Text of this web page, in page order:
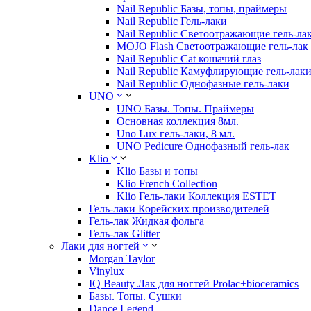
Nail Republic Базы, топы, праймеры
Nail Republic Гель-лаки
Nail Republic Светоотражающие гель-
MOJO Flash Светоотражающие гель-лак
Nail Republic Cat кошачий глаз
Nail Republic Камуфлирующие гель-лаки
Nail Republic Однофазные гель-лаки
UNO
UNO Базы. Топы. Праймеры
Основная коллекция 8мл.
Uno Lux гель-лаки, 8 мл.
UNO Pedicure Однофазный гель-лак
Klio
Klio Базы и топы
Klio French Collection
Klio Гель-лаки Коллекция ESTET
Гель-лаки Корейских производителей
Гель-лак Жидкая фольга
Гель-лак Glitter
Лаки для ногтей
Morgan Taylor
Vinylux
IQ Beauty Лак для ногтей Prolac+bioceramics
Базы. Топы. Сушки
Dance Legend